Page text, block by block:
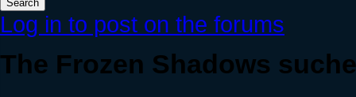
Log in to post on the forums
The Frozen Shadows